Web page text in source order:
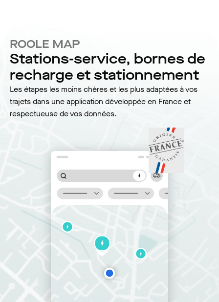
ROOLE MAP
Stations-service, bornes de
recharge et stationnement
Les étapes les moins chères et les plus adaptées à vos
trajets dans une application développée en France et
respectueuse de vos données.